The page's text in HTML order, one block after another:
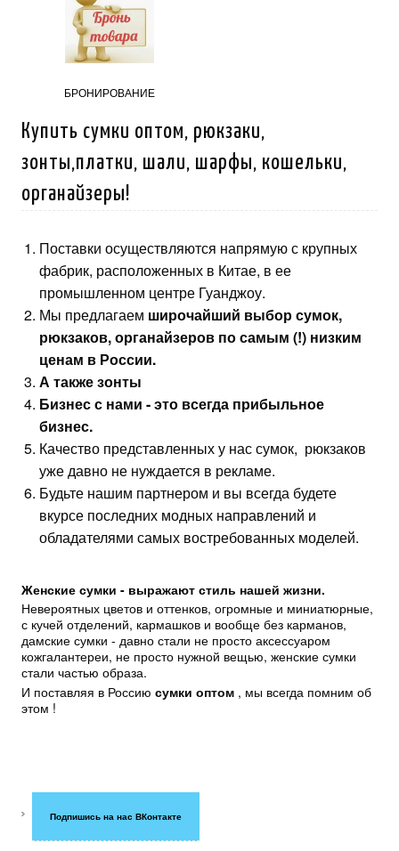
БРОНИРОВАНИЕ
Купить сумки оптом, рюкзаки,
зонты,платки, шали, шарфы, кошельки,
органайзеры!
Поставки осуществляются напрямую с крупных
фабрик, расположенных в Китае, в ее
промышленном центре Гуанджоу.
Мы предлагаем широчайший выбор сумок,
рюкзаков, органайзеров по самым (!) низким
ценам в России.
А также зонты
Бизнес с нами - это всегда прибыльное
бизнес.
Качество представленных у нас сумок, рюкзаков
уже давно не нуждается в рекламе.
Будьте нашим партнером и вы всегда будете
вкурсе последних модных направлений и
обладателями самых востребованных моделей.
Женские сумки - выражают стиль нашей жизни.
Невероятных цветов и оттенков, огромные и миниатюрные,
с кучей отделений, кармашков и вообще без карманов,
дамские сумки - давно стали не просто аксессуаром
кожгалантереи, не просто нужной вещью, женские сумки
стали частью образа.
И поставляя в Россию сумки оптом , мы всегда помним об
этом !
Подпишись на нас ВКонтакте